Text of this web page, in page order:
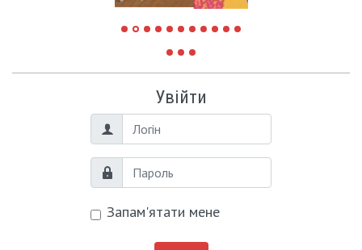
Увійти
Логін
Пароль
Запам'ятати мене